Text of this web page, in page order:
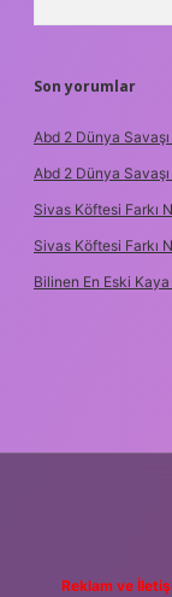
Son yorumlar
Abd 2 Dünya
Abd 2 Dünya
Sivas Köftesi Farkı
Sivas Köftesi Farkı
Bilinen En Eski
Reklam ve